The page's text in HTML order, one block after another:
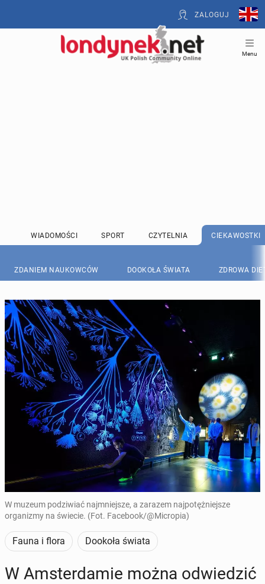
ZALOGUJ
Menu
WIADOMOŚCI SPORT CZYTELNIA CIEKAWOSTKI
ZDANIEM NAUKOWCÓW DOOKOŁA ŚWIATA ZDROWA
W muzeum podziwiać najmniejsze, a zarazem najpotężniejsze
organizmy na świecie. (Fot. Facebook/@Micropia)
Fauna i flora Dookoła świata
W Am­ster­da­mie można od­wie­dzić